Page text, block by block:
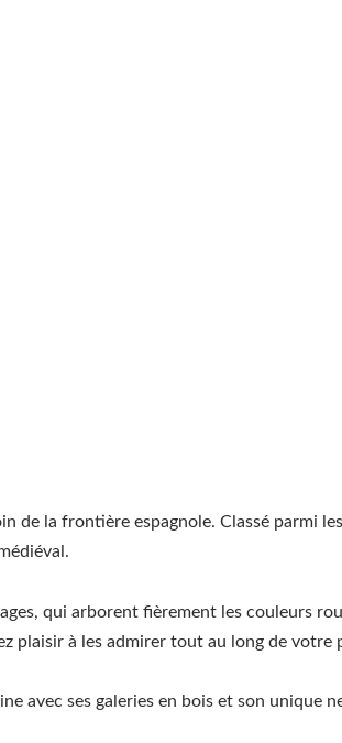
de la frontière espagnole. Classé parmi
qui arborent fièrement les couleurs
plaisir à les admirer tout au long de votre
avec ses galeries en bois et son unique